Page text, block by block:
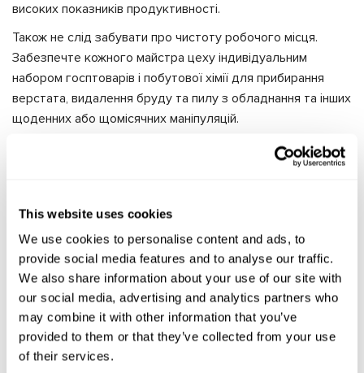
This website uses cookies
We use cookies to personalise content and ads, to
provide social media features and to analyse our traffic.
We also share information about your use of our site with
our social media, advertising and analytics partners who
may combine it with other information that you’ve
provided to them or that they’ve collected from your use
of their services.
високих показників продуктивності.
Також не слід забувати про чистоту робочого місця.
Забезпечте кожного майстра цеху індивідуальним
набором госптоварів і побутової хімії для прибирання
верстата, видалення бруду та пилу з обладнання та інших
щоденних або щомісячних маніпуляцій.
Якщо у вас є можливість найняти технічний персонал,
обов'язок прибирання робочого місця перейде на нього,
наприкінці робочого дня.
Безпека
Порядок на робочому місці
Інструмент завжди повинен бути акуратно складений або
розвішаний. Незакріплені головки молотків, зношені
викрутки, тріснуті головки ключів, сплутані дроти на